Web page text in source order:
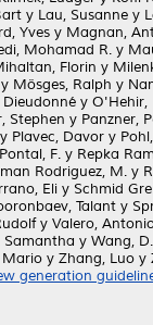
y Lau, Susanne y
Yves y Magnan,
Mohamad R. y
Florin y
y Mösges, Ralph y
Dieudonné y O'Hehir,
Stephen y Panzner,
y Plavec, Davor y
F. y Repka
Rodriguez, M. y
Eli y Schmid
Talant y
y Valero,
Samantha y Wang, D.
y Zhang, Luo y
generation